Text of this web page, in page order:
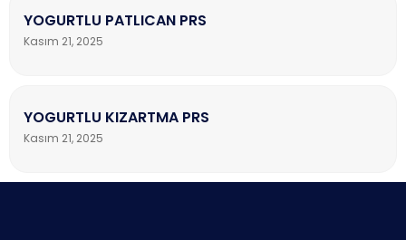
YOGURTLU PATLICAN PRS
Kasım 21, 2025
YOGURTLU KIZARTMA PRS
Kasım 21, 2025